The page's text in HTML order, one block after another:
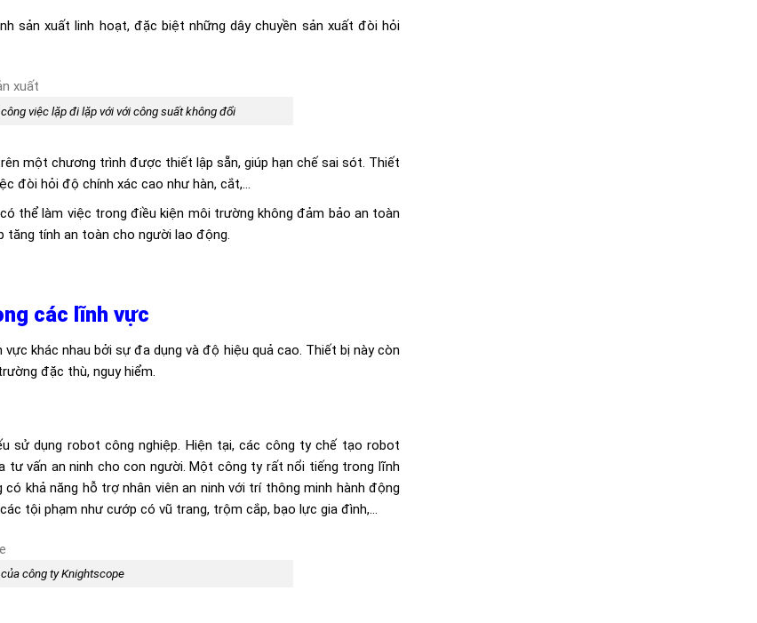
sản xuất linh hoạt, đặc biệt những dây chuyền sản xuất đòi hỏi
việc lặp đi lặp với với công suất không đổi
một chương trình được thiết lập sẵn, giúp hạn chế sai sót. Thiết
đòi hỏi độ chính xác cao như hàn, cắt,…
thể làm việc trong điều kiện môi trường không đảm bảo an toàn
tăng tính an toàn cho người lao động.
các lĩnh vực
khác nhau bởi sự đa dụng và độ hiệu quả cao. Thiết bị này còn
đặc thù, nguy hiểm.
sử dụng robot công nghiệp. Hiện tại, các công ty chế tạo robot
tư vấn an ninh cho con người. Một công ty rất nổi tiếng trong lĩnh
khả năng hỗ trợ nhân viên an ninh với trí thông minh hành động
tội phạm như cướp có vũ trang, trộm cắp, bạo lực gia đình,…
công ty Knightscope